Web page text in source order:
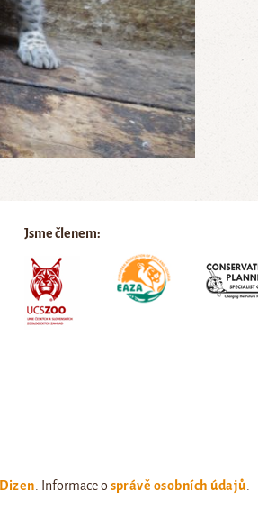
Jsme členem:
Dizen . Informace o správě osobních údajů